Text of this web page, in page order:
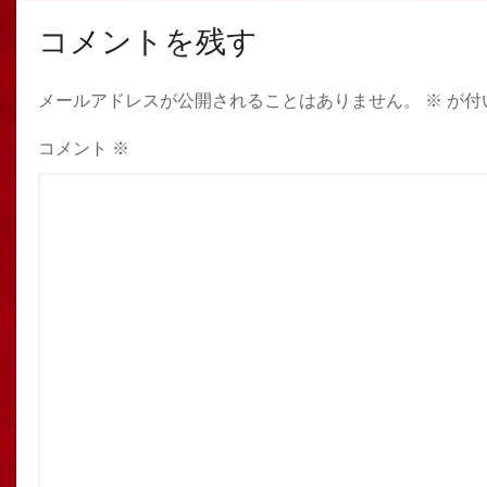
コメントを残す
メールアドレスが公開されることはありません。 ※ が付
コメント ※